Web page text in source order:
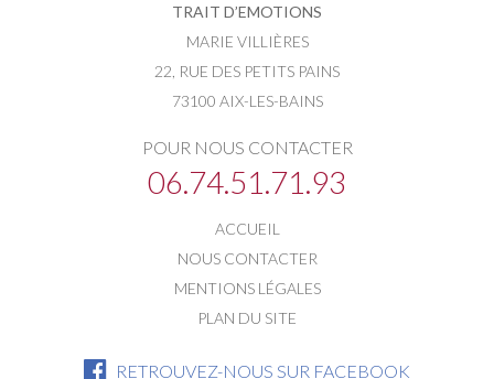
TRAIT D’EMOTIONS
MARIE VILLIÈRES
22, RUE DES PETITS PAINS
73100 AIX-LES-BAINS
POUR NOUS CONTACTER
06.74.51.71.93
ACCUEIL
NOUS CONTACTER
MENTIONS LÉGALES
PLAN DU SITE
RETROUVEZ-NOUS SUR FACEBOOK